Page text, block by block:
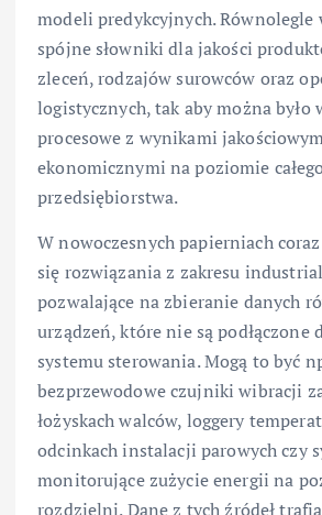
modeli predykcyjnych. Równolegle
spójne słowniki dla jakości
zleceń, rodzajów surowców oraz
logistycznych, tak aby można było
procesowe z wynikami
ekonomicznymi na poziomie
przedsiębiorstwa.
W nowoczesnych papierniach
się rozwiązania z zakresu
pozwalające na zbieranie danych
urządzeń, które nie są podłączone
systemu sterowania. Mogą to być
bezprzewodowe czujniki wibracji
łożyskach walców, loggery
odcinkach instalacji parowych czy
monitorujące zużycie energii na
rozdzielni. Dane z tych źródeł